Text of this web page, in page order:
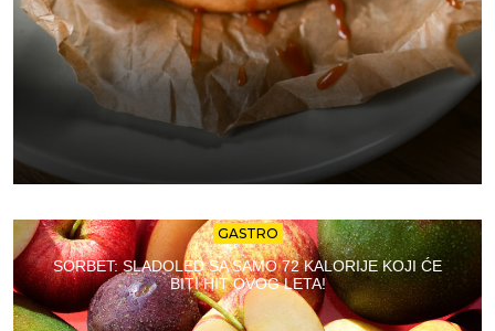
GASTRO
SORBET: SLADOLED SA SAMO 72 KALORIJE KOJI ĆE
BITI HIT OVOG LETA!